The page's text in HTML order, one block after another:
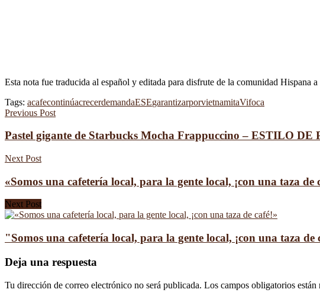
Esta nota fue traducida al español y editada para disfrute de la comunidad Hispana a
Tags: acafecontinúacrecerdemandaESEgarantizarporvietnamitaVifoca
Previous Post
Pastel gigante de Starbucks Mocha Frappuccino – ESTILO DE
Next Post
«Somos una cafetería local, para la gente local, ¡con una taza de
Next Post
"Somos una cafetería local, para la gente local, ¡con una taza de
Deja una respuesta
Tu dirección de correo electrónico no será publicada. Los campos obligatorios están